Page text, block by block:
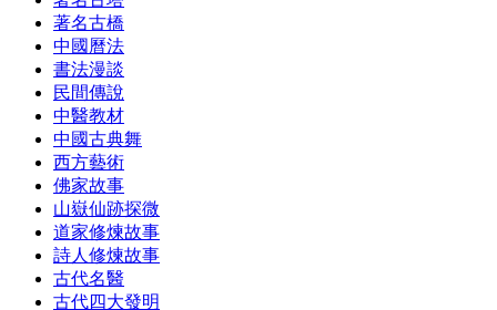
著名古橋
中國曆法
書法漫談
民間傳說
中醫教材
中國古典舞
西方藝術
佛家故事
山嶽仙跡探微
道家修煉故事
詩人修煉故事
古代名醫
古代四大發明